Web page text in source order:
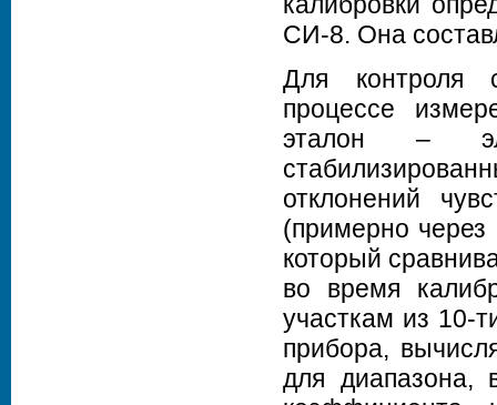
СИ-8. Она
Для контроля
процессе
эталон –
отклонений
(примерно
который
во время
участкам из 10-
прибора,
для диапазона,